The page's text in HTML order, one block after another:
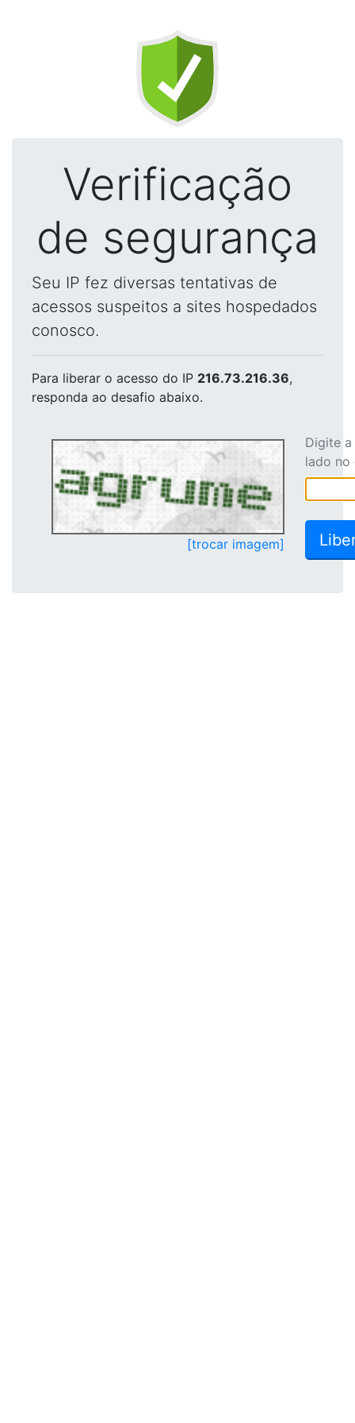
Verificação
de segurança
Seu IP fez diversas tentativas de
acessos suspeitos a sites hospedados
conosco.
Para liberar o acesso do IP 216.73.216.36,
responda ao desafio abaixo.
[trocar imagem]
Digite
lado no